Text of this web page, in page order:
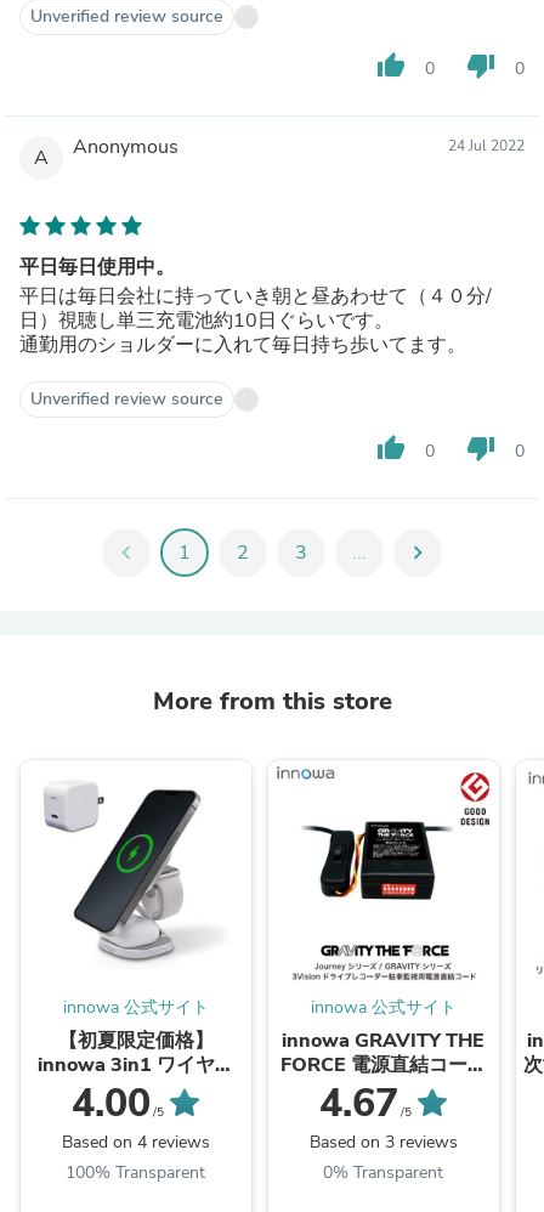
Unverified review source
thumb_up 0 thumb_down 0
A Anonymous 24 Jul 2022
平日毎日使用中。
平日は毎日会社に持っていき朝と昼あわせて（４０分/
日）視聴し単三充電池約10日ぐらいです。
通勤用のショルダーに入れて毎日持ち歩いてます。
Unverified review source
thumb_up 0 thumb_down 0
chevron_left 1 2 3 ... chevron_right
More from this store
innowa 公式サイト
【初夏限定価格】
innowa 3in1 ワイヤレ
ス充電ステーション(AC
アダプター付属)
4.00 /5
Based on 4 reviews
100% Transparent
innowa 公式サイト
innowa GRAVITY THE
FORCE 電源直結コード
ドライブレコーダー用
4.67 /5
Based on 3 reviews
0% Transparent